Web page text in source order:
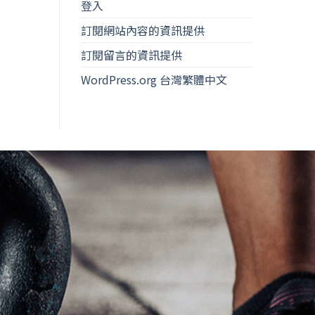
登入
訂閱網站內容的資訊提供
訂閱留言的資訊提供
WordPress.org 台灣繁體中文